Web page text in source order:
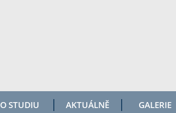
O STUDIU AKTUÁLNĚ GALERIE